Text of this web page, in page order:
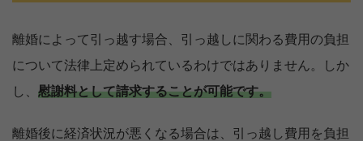
離婚によって引っ越す場合、引っ越しに関わる費用の負担
について法律上定められているわけではありません。しか
し、 慰謝料として請求することが可能です。
離婚後に経済状況が悪くなる場合は、引っ越し費用を負担